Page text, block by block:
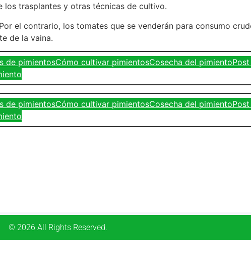
los trasplantes y otras técnicas de cultivo.
el contrario, los tomates que se venderán para consumo
de la vaina.
de pimientosCómo cultivar pimientosCosecha del pimiento
de pimientosCómo cultivar pimientosCosecha del pimiento
© 2026 All Rights Reserved.